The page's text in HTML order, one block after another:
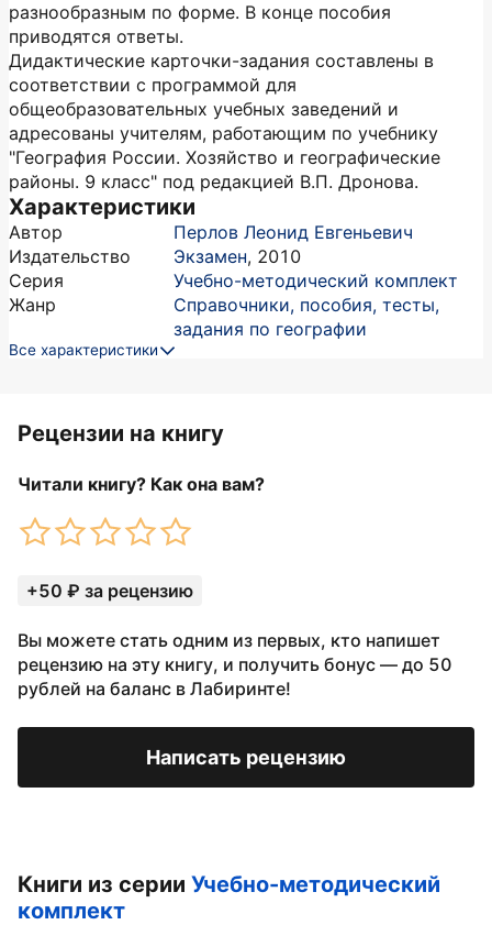
разнообразным по форме. В конце пособия
приводятся ответы.
Дидактические карточки-задания составлены в
соответствии с программой для
общеобразовательных учебных заведений и
адресованы учителям, работающим по учебнику
"География России. Хозяйство и географические
районы. 9 класс" под редакцией В.П. Дронова.
Характеристики
Автор
Перлов Леонид Евгеньевич
Издательство
Экзамен, 2010
Серия
Учебно-методический комплект
Жанр
Справочники, пособия, тесты,
задания по географии
Все характеристики
Рецензии на книгу
Читали книгу? Как она вам?
+50 ₽ за рецензию
Вы можете стать одним из первых, кто напишет
рецензию на эту книгу, и получить бонус — до 50
рублей на баланс в Лабиринте!
Написать рецензию
Книги из серии Учебно-методический
комплект